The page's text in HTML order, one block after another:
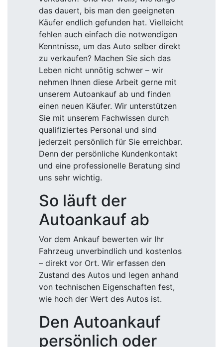
das dauert, bis man den geeigneten
Käufer endlich gefunden hat. Vielleicht
fehlen auch einfach die notwendigen
Kenntnisse, um das Auto selber direkt
zu verkaufen? Machen Sie sich das
Leben nicht unnötig schwer – wir
nehmen Ihnen diese Arbeit gerne mit
unserem Autoankauf ab und finden
einen neuen Käufer. Wir unterstützen
Sie mit unserem Fachwissen durch
qualifiziertes Personal und sind
jederzeit persönlich für Sie erreichbar.
Denn der persönliche Kundenkontakt
und eine professionelle Beratung sind
uns sehr wichtig.
So läuft der
Autoankauf ab
Vor dem Ankauf bewerten wir Ihr
Fahrzeug unverbindlich und kostenlos
– direkt vor Ort. Wir erfassen den
Zustand des Autos und legen anhand
von technischen Eigenschaften fest,
wie hoch der Wert des Autos ist.
Den Autoankauf
persönlich oder